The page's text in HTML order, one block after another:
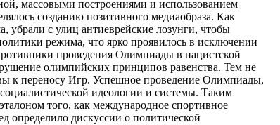
массовыми построениями и использованием
созданию позитивного медиаобраза. Как
убрали с улиц антиеврейские лозунги, чтобы
режима, что ярко проявилось в исключении
проведения Олимпиады в нацистской
олимпийских принципов равенства. Тем не
к переносу Игр. Успешное проведение Олимпиады,
идеологии и системы. Таким
того, как международное спортивное
определило дискуссии о политической